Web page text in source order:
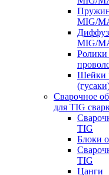
MIG/
MIG/
Ролики
Шейки
Сварочное
для TIG
TIG
Блоки
TIG
Цанги